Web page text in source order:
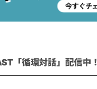
「循環対話」配信中！